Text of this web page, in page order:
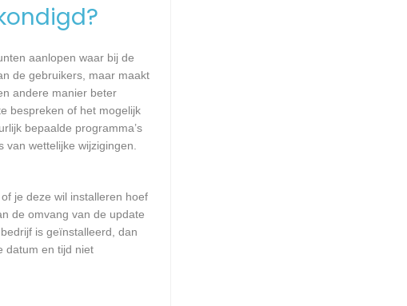
aanlopen waar bij de
de gebruikers, maar maakt
andere manier beter
bespreken of het mogelijk
bepaalde programma’s
wettelijke wijzigingen.
je deze wil installeren hoef
de omvang van de update
is geïnstalleerd, dan
datum en tijd niet